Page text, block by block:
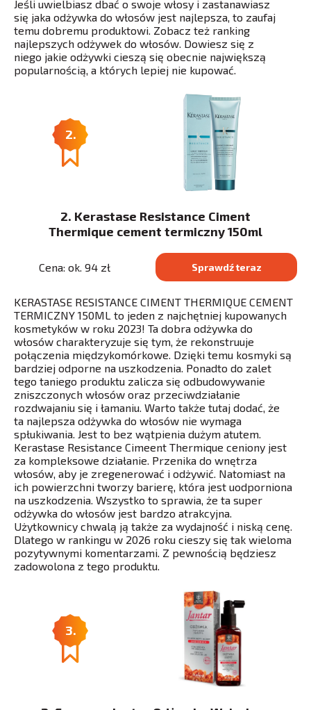
Jeśli uwielbiasz dbać o swoje włosy i zastanawiasz
się jaka odżywka do włosów jest najlepsza, to zaufaj
temu dobremu produktowi. Zobacz też ranking
najlepszych odżywek do włosów. Dowiesz się z
niego jakie odżywki cieszą się obecnie największą
popularnością, a których lepiej nie kupować.
2.
2. Kerastase Resistance Ciment
Thermique cement termiczny 150ml
Cena: ok. 94 zł Sprawdź teraz
KERASTASE RESISTANCE CIMENT THERMIQUE CEMENT
TERMICZNY 150ML to jeden z najchętniej kupowanych
kosmetyków w roku 2023! Ta dobra odżywka do
włosów charakteryzuje się tym, że rekonstruuje
połączenia międzykomórkowe. Dzięki temu kosmyki są
bardziej odporne na uszkodzenia. Ponadto do zalet
tego taniego produktu zalicza się odbudowywanie
zniszczonych włosów oraz przeciwdziałanie
rozdwajaniu się i łamaniu. Warto także tutaj dodać, że
ta najlepsza odżywka do włosów nie wymaga
spłukiwania. Jest to bez wątpienia dużym atutem.
Kerastase Resistance Cimeent Thermique ceniony jest
za kompleksowe działanie. Przenika do wnętrza
włosów, aby je zregenerować i odżywić. Natomiast na
ich powierzchni tworzy barierę, która jest uodporniona
na uszkodzenia. Wszystko to sprawia, że ta super
odżywka do włosów jest bardzo atrakcyjna.
Użytkownicy chwalą ją także za wydajność i niską cenę.
Dlatego w rankingu w 2026 roku cieszy się tak wieloma
pozytywnymi komentarzami. Z pewnością będziesz
zadowolona z tego produktu.
3.